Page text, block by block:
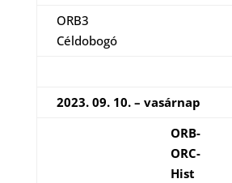
ORB3
Céldobogó
2023. 09. 10. – vasárnap
ORB-
ORC-
Hist